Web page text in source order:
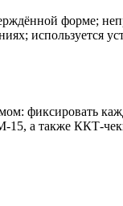
форме;
используется
фиксировать
а также ККТ-